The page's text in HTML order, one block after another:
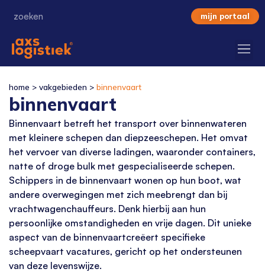
mijn portaal
home > vakgebieden > binnenvaart
binnenvaart
Binnenvaart betreft het transport over binnenwateren
met kleinere schepen dan diepzeeschepen. Het omvat
het vervoer van diverse ladingen, waaronder containers,
natte of droge bulk met gespecialiseerde schepen.
Schippers in de binnenvaart wonen op hun boot, wat
andere overwegingen met zich meebrengt dan bij
vrachtwagenchauffeurs. Denk hierbij aan hun
persoonlijke omstandigheden en vrije dagen. Dit unieke
aspect van de binnenvaartcreëert specifieke
scheepvaart vacatures, gericht op het ondersteunen
van deze levenswijze.